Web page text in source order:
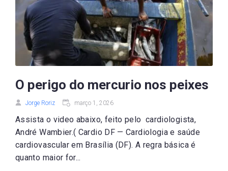
O perigo do mercurio nos peixes
Jorge Roriz março 1, 2026
Assista o video abaixo, feito pelo cardiologista,
André Wambier.( Cardio DF — Cardiologia e saúde
cardiovascular em Brasília (DF). A regra básica é
quanto maior for...